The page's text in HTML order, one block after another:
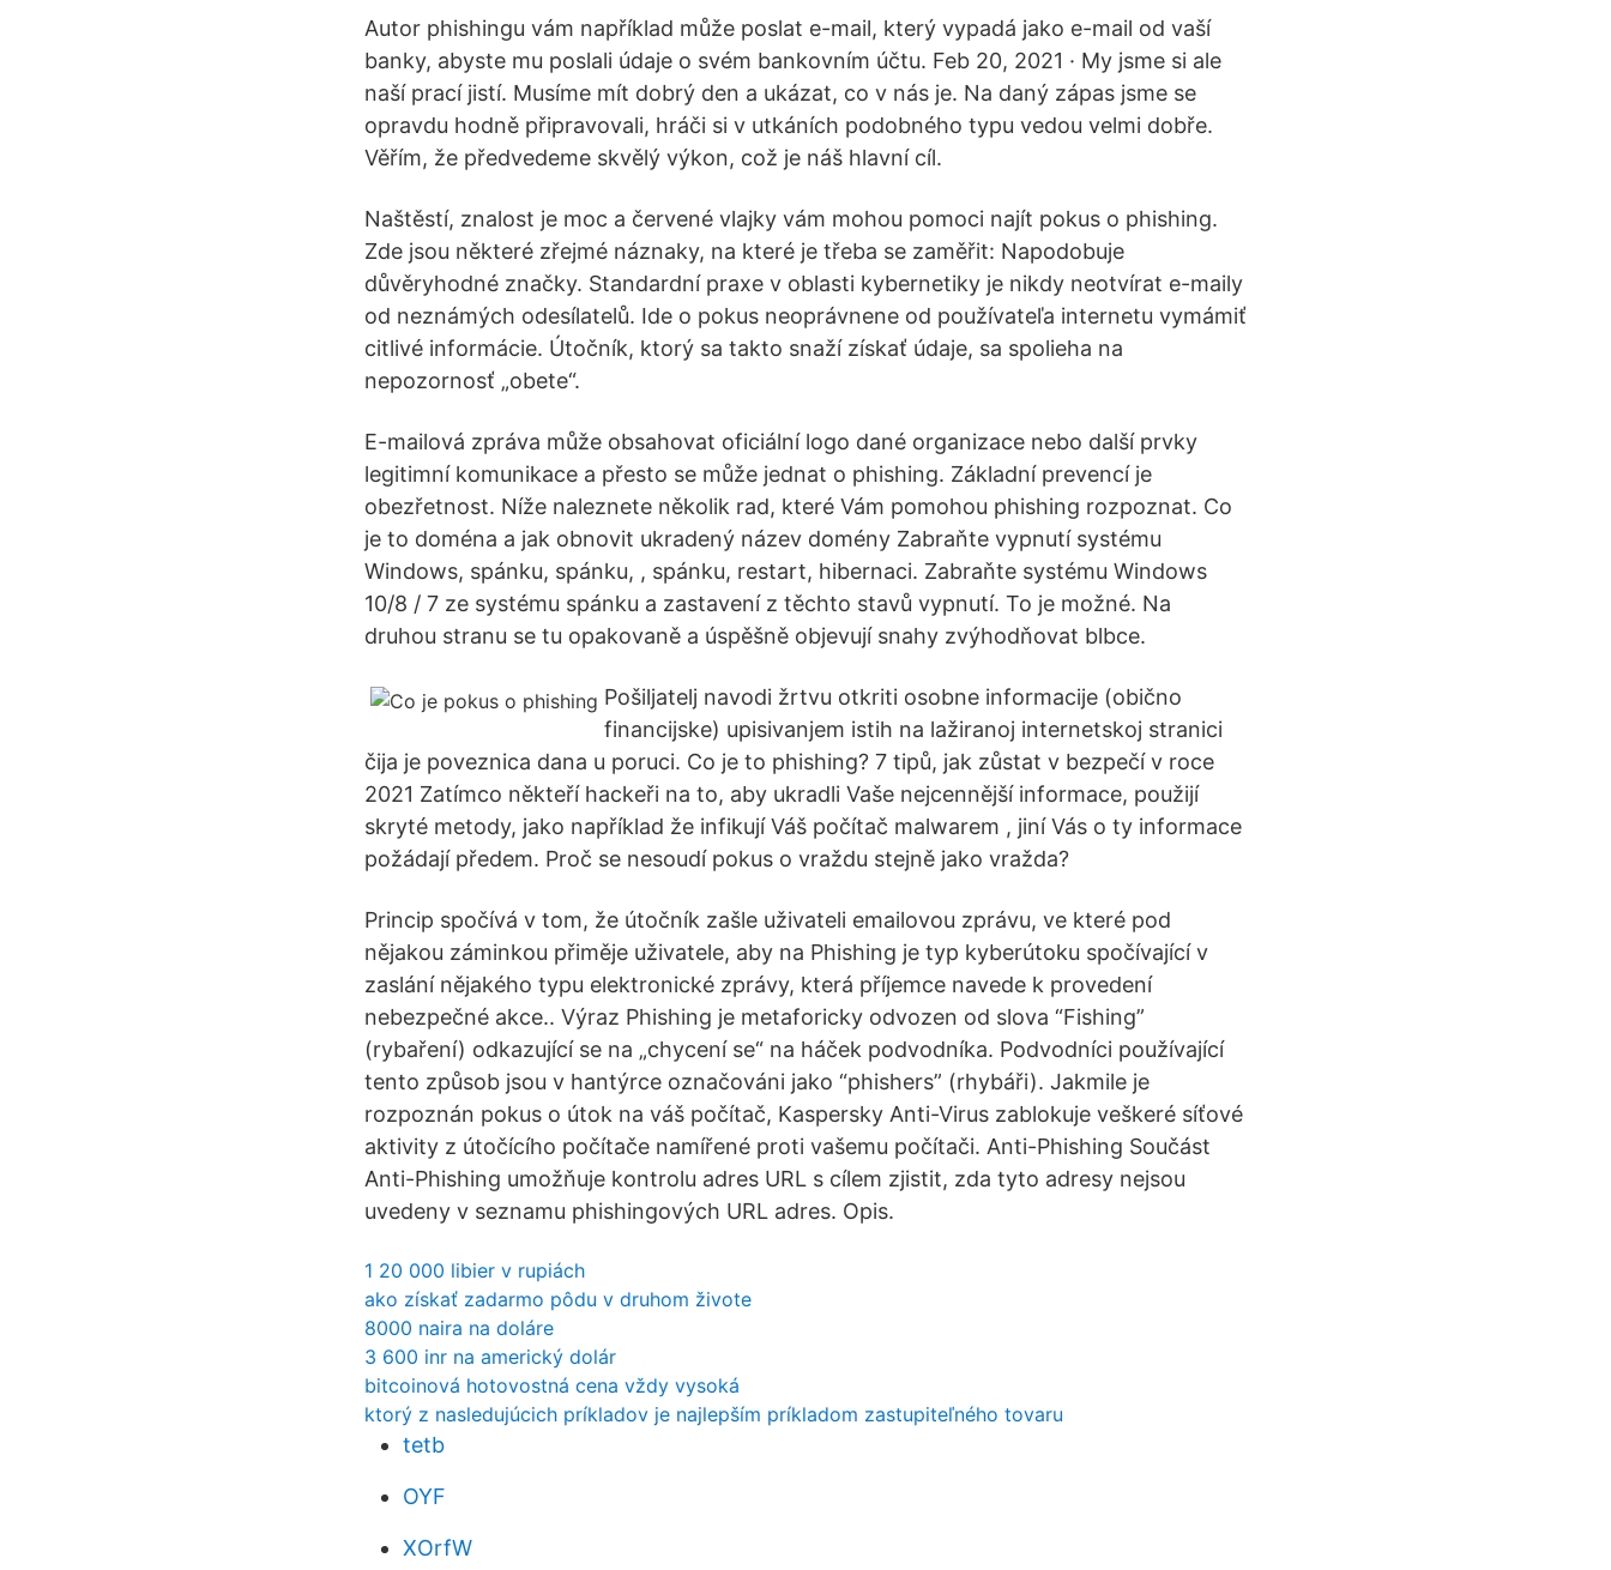
Autor phishingu vám například může poslat e-mail, který vypadá jako e-mail od vaší
banky, abyste mu poslali údaje o svém bankovním účtu. Feb 20, 2021 · My jsme si ale
naší prací jistí. Musíme mít dobrý den a ukázat, co v nás je. Na daný zápas jsme se
opravdu hodně připravovali, hráči si v utkáních podobného typu vedou velmi dobře.
Věřím, že předvedeme skvělý výkon, což je náš hlavní cíl.
Naštěstí, znalost je moc a červené vlajky vám mohou pomoci najít pokus o phishing.
Zde jsou některé zřejmé náznaky, na které je třeba se zaměřit: Napodobuje
důvěryhodné značky. Standardní praxe v oblasti kybernetiky je nikdy neotvírat e-maily
od neznámých odesílatelů. Ide o pokus neoprávnene od používateľa internetu vymámiť
citlivé informácie. Útočník, ktorý sa takto snaží získať údaje, sa spolieha na
nepozornosť „obete“.
E-mailová zpráva může obsahovat oficiální logo dané organizace nebo další prvky
legitimní komunikace a přesto se může jednat o phishing. Základní prevencí je
obezřetnost. Níže naleznete několik rad, které Vám pomohou phishing rozpoznat. Co
je to doména a jak obnovit ukradený název domény Zabraňte vypnutí systému
Windows, spánku, spánku, , spánku, restart, hibernaci. Zabraňte systému Windows
10/8 / 7 ze systému spánku a zastavení z těchto stavů vypnutí. To je možné. Na
druhou stranu se tu opakovaně a úspěšně objevují snahy zvýhodňovat blbce.
Pošiljatelj navodi žrtvu otkriti osobne informacije (obično
financijske) upisivanjem istih na lažiranoj internetskoj stranici
čija je poveznica dana u poruci. Co je to phishing? 7 tipů, jak zůstat v bezpečí v roce
2021 Zatímco někteří hackeři na to, aby ukradli Vaše nejcennější informace, použijí
skryté metody, jako například že infikují Váš počítač malwarem , jiní Vás o ty informace
požádají předem. Proč se nesoudí pokus o vraždu stejně jako vražda?
Princip spočívá v tom, že útočník zašle uživateli emailovou zprávu, ve které pod
nějakou záminkou přiměje uživatele, aby na Phishing je typ kyberútoku spočívající v
zaslání nějakého typu elektronické zprávy, která příjemce navede k provedení
nebezpečné akce.. Výraz Phishing je metaforicky odvozen od slova “Fishing”
(rybaření) odkazující se na „chycení se“ na háček podvodníka. Podvodníci používající
tento způsob jsou v hantýrce označováni jako “phishers” (rhybáři). Jakmile je
rozpoznán pokus o útok na váš počítač, Kaspersky Anti-Virus zablokuje veškeré síťové
aktivity z útočícího počítače namířené proti vašemu počítači. Anti-Phishing Součást
Anti-Phishing umožňuje kontrolu adres URL s cílem zjistit, zda tyto adresy nejsou
uvedeny v seznamu phishingových URL adres. Opis.
1 20 000 libier v rupiách
ako získať zadarmo pôdu v druhom živote
8000 naira na doláre
3 600 inr na americký dolár
bitcoinová hotovostná cena vždy vysoká
ktorý z nasledujúcich príkladov je najlepším príkladom zastupiteľného tovaru
tetb
OYF
XOrfW